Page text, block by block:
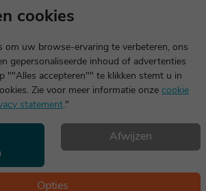
je voor mitra.nl gebruikt.
mate. Geen 18 geen alcohol
Disclaimerencopyright- Verantwoord
cookies
om uw browse-ervaring te verbeteren, ons
gepersonaliseerde inhoud of advertenties
""Alles accepteren"" te klikken stemt u in
Zie voor meer informatie onze cookie
statement."
Afwijzen
Opties